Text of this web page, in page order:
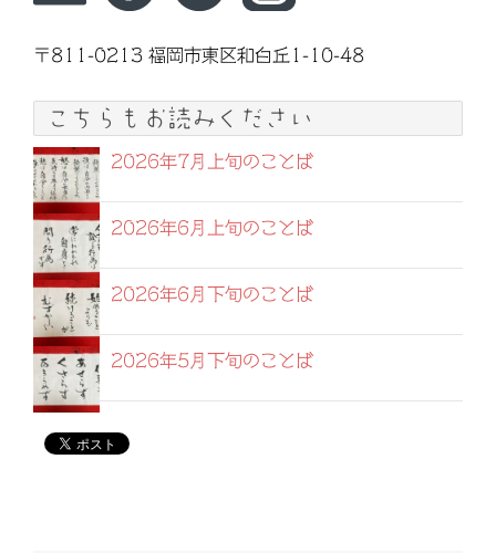
〒811-0213 福岡市東区和白丘1-10-48
こちらもお読みください
2026年7月上旬のことば
2026年6月上旬のことば
2026年6月下旬のことば
2026年5月下旬のことば